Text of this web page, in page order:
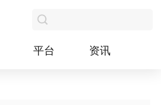
平台 资讯